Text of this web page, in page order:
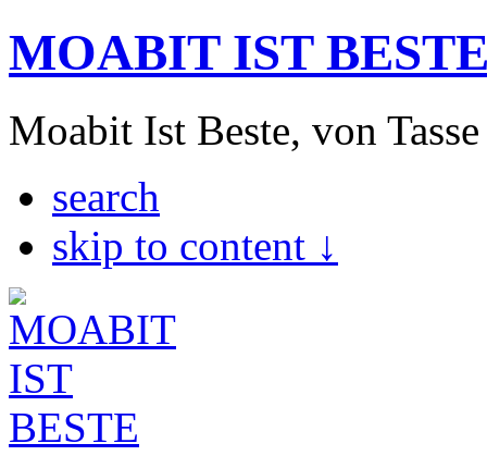
MOABIT IST
Moabit Ist Beste, von
search
skip to content ↓